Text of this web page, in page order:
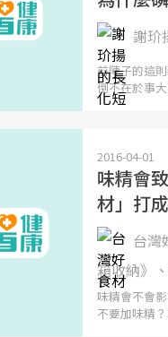
謝玠
前陣子的這
倒不在於事
2016-04-01
味精會
材」打
台灣
箱收納》
味精會不會
不要加味精